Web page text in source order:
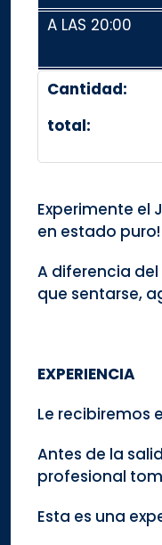
A LAS 20:00
Cantidad:
total:
Experimente el
en estado puro!
A diferencia
que sentarse,
EXPERIENCIA
Le recibiremos
Antes de la
profesional
Esta es una